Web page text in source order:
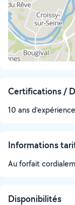
Certifications /
10 ans d’expérience
Informations
Au forfait
Disponibilités